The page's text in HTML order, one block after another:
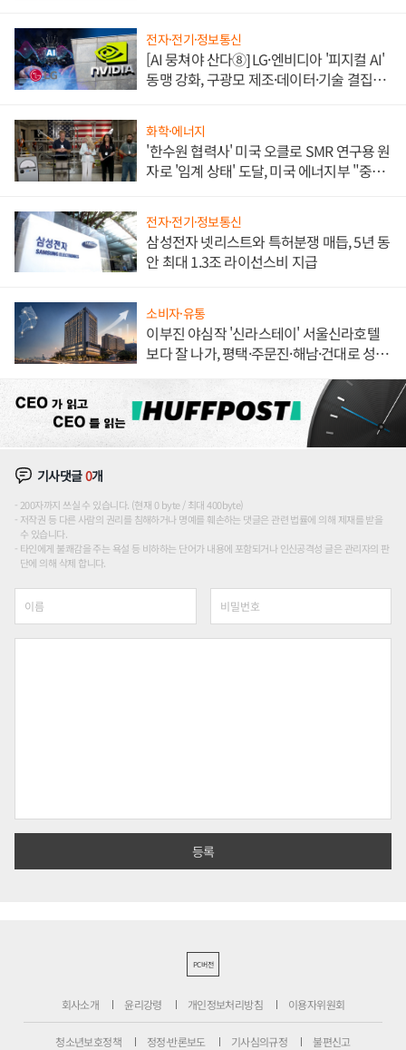
전자·전기·정보통신
[AI 뭉쳐야 산다⑧] LG·엔비디아 '피지컬 AI'
동맹 강화, 구광모 제조·데이터·기술 결집
화학·에너지
'한수원 협력사' 미국 오클로 SMR 연구용 원
자로 '임계 상태' 도달, 미국 에너지부 "중요
전자·전기·정보통신
삼성전자 넷리스트와 특허분쟁 매듭, 5년 동
안 최대 1.3조 라이선스비 지급
소비자·유통
이부진 야심작 '신라스테이' 서울신라호텔
보다 잘 나가, 평택·주문진·해남·건대로 성
기사댓글0개
200자까지 쓰실 수 있습니다. (현재 0 byte / 최대 400byte)
저작권 등 다른 사람의 권리를 침해하거나 명예를 훼손하는 댓글은 관련 법률에 의해 제재를 받을
수 있습니다.
타인에게 불쾌감을 주는 욕설 등 비하하는 단어가 내용에 포함되거나 인신공격성 글은 관리자의 판
단에 의해 삭제 합니다.
PC버전
회사소개 윤리강령 개인정보처리방침 이용자위원회
청소년보호정책 정정·반론보도 기사심의규정 불편신고